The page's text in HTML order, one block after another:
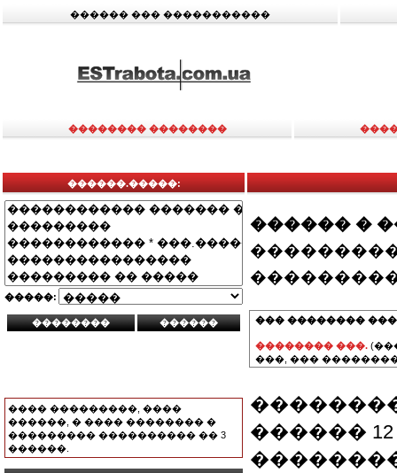
������ ��� �����������
�������� ��������
������.�����:
�����:
���� ���������, ����
������, � ���� �������� �
��������� ���������� �� 3
������.
������ �
��� ��������
�������� ���.
���, ���
������